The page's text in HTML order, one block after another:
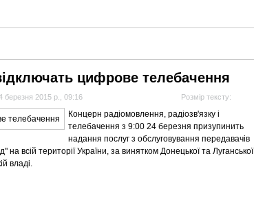
цифрове телебачення
Розмір тексту:
березня 2015 р., 09:16
Концерн радіомовлення, радіозв'язку і
телебачення з 9:00 24 березня призупинить
надання послуг з обслуговування передавачів
всій території України, за винятком Донецької та Луганської
владі.